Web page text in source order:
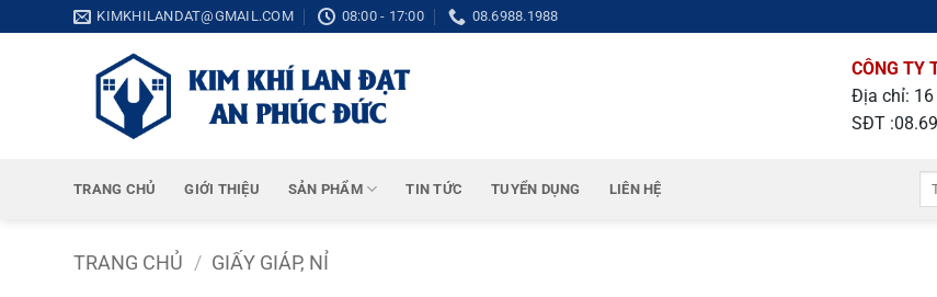
qua
KIMKHILANDAT@GMAIL.COM 08:00 - 17:00 08.6988.1988
CÔNG TY
Địa chỉ: 16
SĐT
TRANG CHỦ GIỚI THIỆU SẢN PHẨM TIN TỨC TUYỂN DỤNG LIÊN HỆ
TRANG CHỦ / GIẤY GIÁP, NỈ